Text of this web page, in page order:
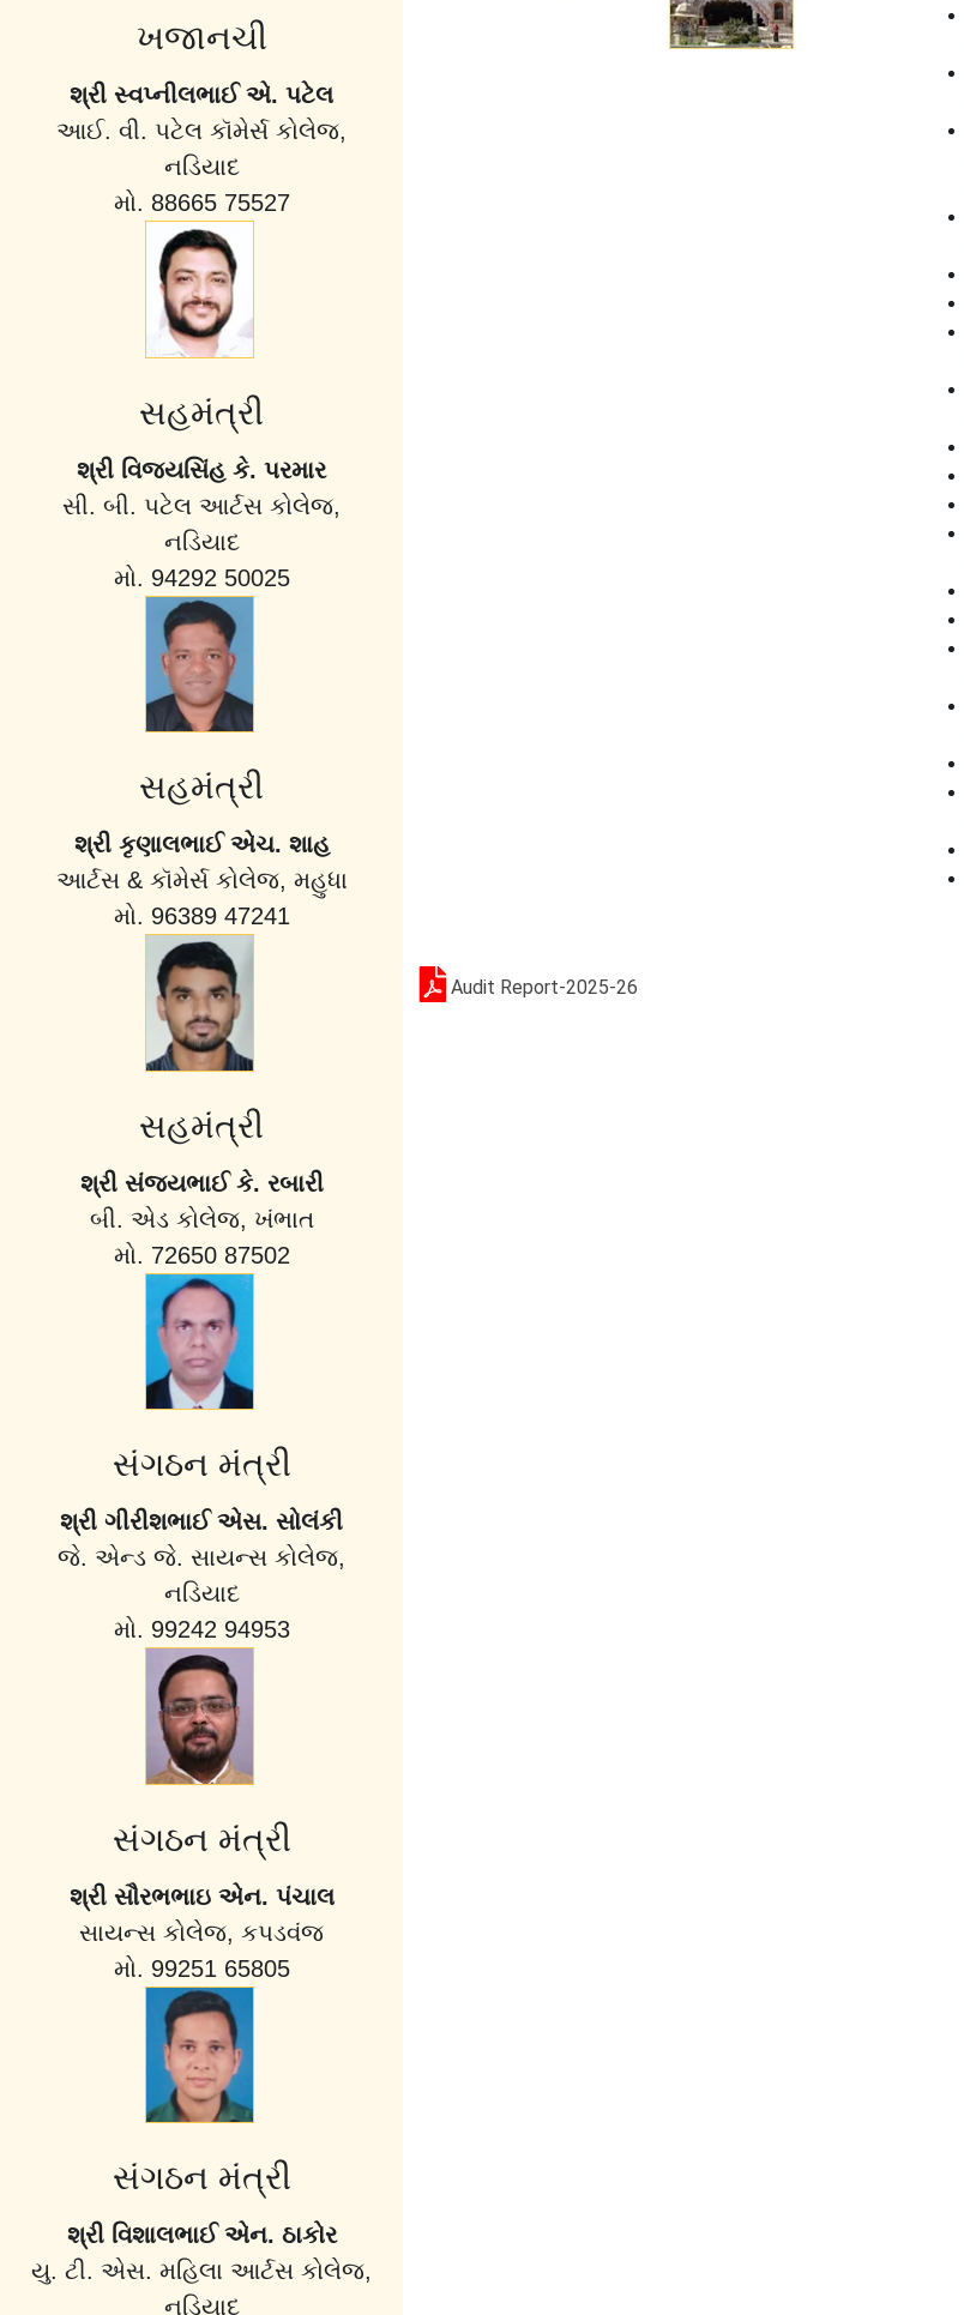
ખજાનચી
શ્રી સ્વપ્નીલભાઈ એ. પટેલ
આઈ. વી. પટેલ કૉમેર્સ કોલેજ,
નડિયાદ
મો. 88665 75527
સહમંત્રી
શ્રી વિજયસિંહ કે. પરમાર
સી. બી. પટેલ આર્ટસ કોલેજ,
નડિયાદ
મો. 94292 50025
સહમંત્રી
શ્રી કૃણાલભાઈ એચ. શાહ
આર્ટસ & કૉમેર્સ કોલેજ, મહુધા
મો. 96389 47241
સહમંત્રી
શ્રી સંજયભાઈ કે. રબારી
બી. એડ કોલેજ, ખંભાત
મો. 72650 87502
સંગઠન મંત્રી
શ્રી ગીરીશભાઈ એસ. સોલંકી
જે. એન્ડ જે. સાયન્સ કોલેજ,
નડિયાદ
મો. 99242 94953
સંગઠન મંત્રી
શ્રી સૌરભભાઇ એન. પંચાલ
સાયન્સ કોલેજ, કપડવંજ
મો. 99251 65805
સંગઠન મંત્રી
શ્રી વિશાલભાઈ એન. ઠાકોર
યુ. ટી. એસ. મહિલા આર્ટસ કોલેજ,
નડિયાદ
Audit Report-2025-26